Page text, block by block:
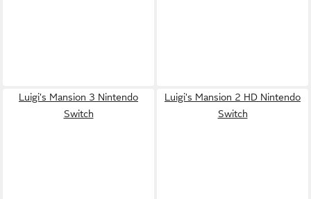
Luigi's Mansion 3 Nintendo
Switch
Luigi's Mansion 2 HD Nintendo
Switch